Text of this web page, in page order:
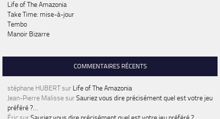
Life of The Amazonia
Take Time: mise-à-jour
Tembo
Manoir Bizarre
COMMENTAIRES RÉCENTS
stéphane HUBERTsur Life of The Amazonia
Jean-Pierre MalissesurSauriez vous dire précisément quel est votre jeu
préféré ?…